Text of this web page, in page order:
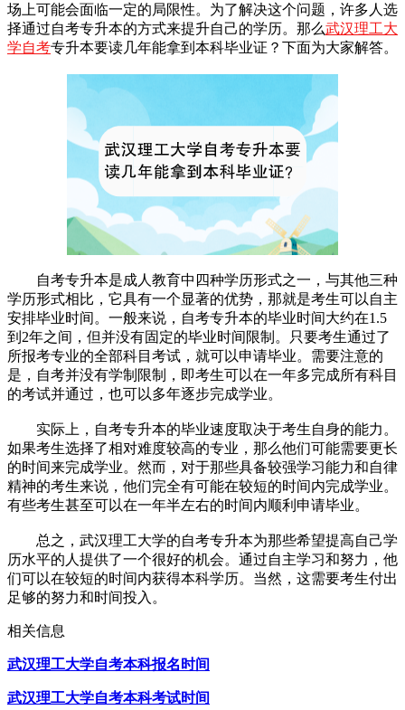
场上可能会面临一定的局限性。为了解决这个问题，许多人选
择通过自考专升本的方式来提升自己的学历。那么武汉理工大
学自考专升本要读几年能拿到本科毕业证？下面为大家解答。
自考专升本是成人教育中四种学历形式之一，与其他三种
学历形式相比，它具有一个显著的优势，那就是考生可以自主
安排毕业时间。一般来说，自考专升本的毕业时间大约在1.5
到2年之间，但并没有固定的毕业时间限制。只要考生通过了
所报考专业的全部科目考试，就可以申请毕业。需要注意的
是，自考并没有学制限制，即考生可以在一年多完成所有科目
的考试并通过，也可以多年逐步完成学业。
实际上，自考专升本的毕业速度取决于考生自身的能力。
如果考生选择了相对难度较高的专业，那么他们可能需要更长
的时间来完成学业。然而，对于那些具备较强学习能力和自律
精神的考生来说，他们完全有可能在较短的时间内完成学业。
有些考生甚至可以在一年半左右的时间内顺利申请毕业。
总之，武汉理工大学的自考专升本为那些希望提高自己学
历水平的人提供了一个很好的机会。通过自主学习和努力，他
们可以在较短的时间内获得本科学历。当然，这需要考生付出
足够的努力和时间投入。
相关信息
武汉理工大学自考本科报名时间
武汉理工大学自考本科考试时间